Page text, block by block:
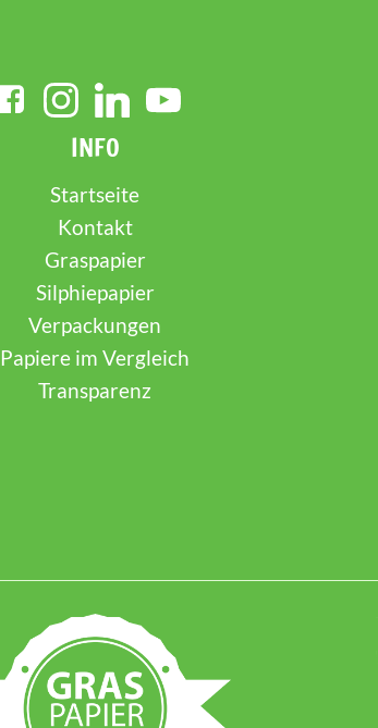
INFO
Startseite
Kontakt
Graspapier
Silphiepapier
Verpackungen
Papiere im Vergleich
Transparenz